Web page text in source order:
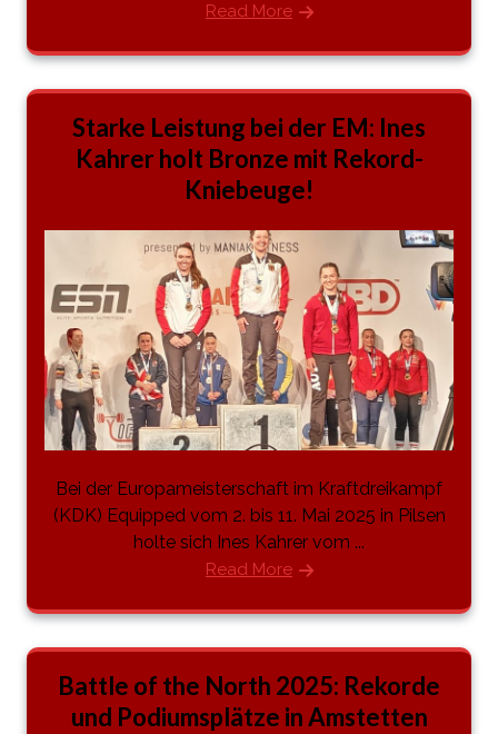
Read More
Starke Leistung bei der EM: Ines
Kahrer holt Bronze mit Rekord-
Kniebeuge!
Bei der Europameisterschaft im Kraftdreikampf
(KDK) Equipped vom 2. bis 11. Mai 2025 in Pilsen
holte sich Ines Kahrer vom ...
Read More
Battle of the North 2025: Rekorde
und Podiumsplätze in Amstetten